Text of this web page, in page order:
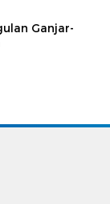
Ganjar-